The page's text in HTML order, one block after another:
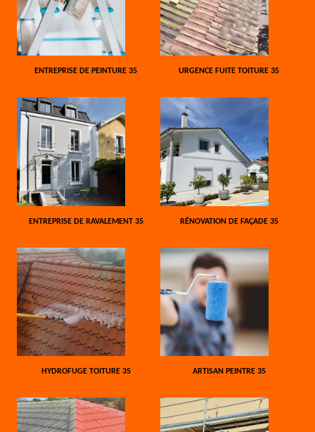
ENTREPRISE DE PEINTURE 35 URGENCE FUITE TOITURE 35
ENTREPRISE DE RAVALEMENT 35 RÉNOVATION DE FAÇADE 35
HYDROFUGE TOITURE 35 ARTISAN PEINTRE 35